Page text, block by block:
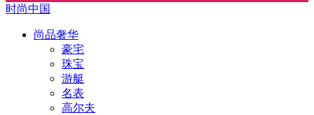
时尚中国
尚品奢华
豪宅
珠宝
游艇
名表
高尔夫